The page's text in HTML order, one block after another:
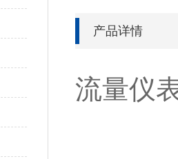
产品详情
流量仪